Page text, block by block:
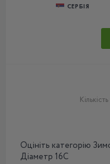
СЕРБІЯ
Оцініть категорію
Діаметр 16C